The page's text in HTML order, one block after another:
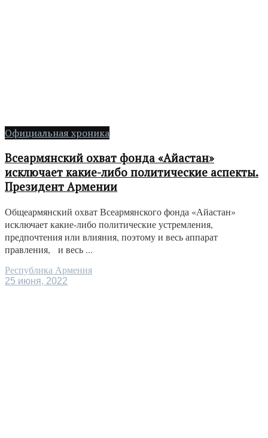
Официальная хроника
Всеармянский охват фонда «Айастан»
исключает какие-либо политические аспекты.
Президент Армении
Общеармянский охват Всеармянского фонда «Айастан»
исключает какие-либо политические устремления,
предпочтения или влияния, поэтому и весь аппарат
правления, и весь ...
Республика Армения
25 июня, 2022